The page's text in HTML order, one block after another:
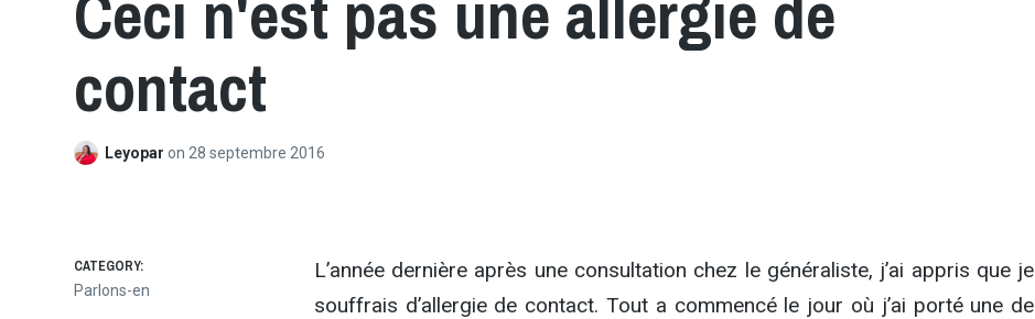
contact
Leyoparon 28 septembre 2016
L’année dernière après une consultation chez le généraliste, j’ai appris que je
souffrais d’allergie de contact. Tout a commencé le jour où j’ai porté une de
CATEGORY:
Parlons-en